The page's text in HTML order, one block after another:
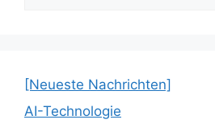
[Neueste Nachrichten]
AI-Technologie